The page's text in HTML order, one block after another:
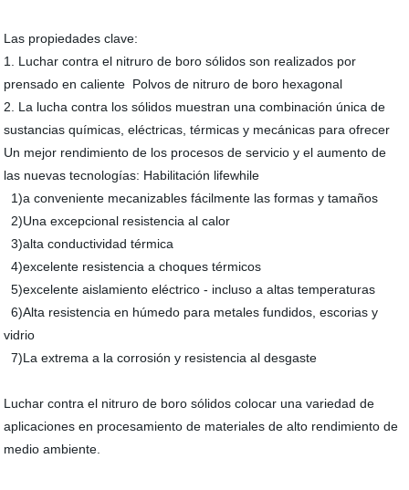
Las propiedades clave:
1. Luchar contra el nitruro de boro sólidos son realizados por
prensado en caliente Polvos de nitruro de boro hexagonal
2. La lucha contra los sólidos muestran una combinación única de
sustancias químicas, eléctricas, térmicas y mecánicas para ofrecer
Un mejor rendimiento de los procesos de servicio y el aumento de
las nuevas tecnologías: Habilitación lifewhile
1)a conveniente mecanizables fácilmente las formas y tamaños
2)Una excepcional resistencia al calor
3)alta conductividad térmica
4)excelente resistencia a choques térmicos
5)excelente aislamiento eléctrico - incluso a altas temperaturas
6)Alta resistencia en húmedo para metales fundidos, escorias y
vidrio
7)La extrema a la corrosión y resistencia al desgaste
Luchar contra el nitruro de boro sólidos colocar una variedad de
aplicaciones en procesamiento de materiales de alto rendimiento de
medio ambiente.